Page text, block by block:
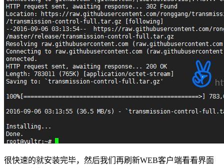
很快速的就安装完毕，然后我们再刷新WEB客户端看看界面